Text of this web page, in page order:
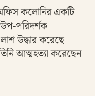
কলোনির একটি
পরিদর্শক
উদ্ধার করেছে
আত্মহত্যা করেছেন